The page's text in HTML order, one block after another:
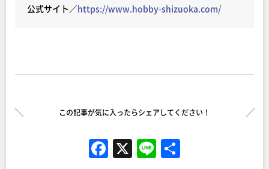
公式サイト／https://www.hobby-shizuoka.com/
この記事が気に入ったらシェアしてください！
F X Li